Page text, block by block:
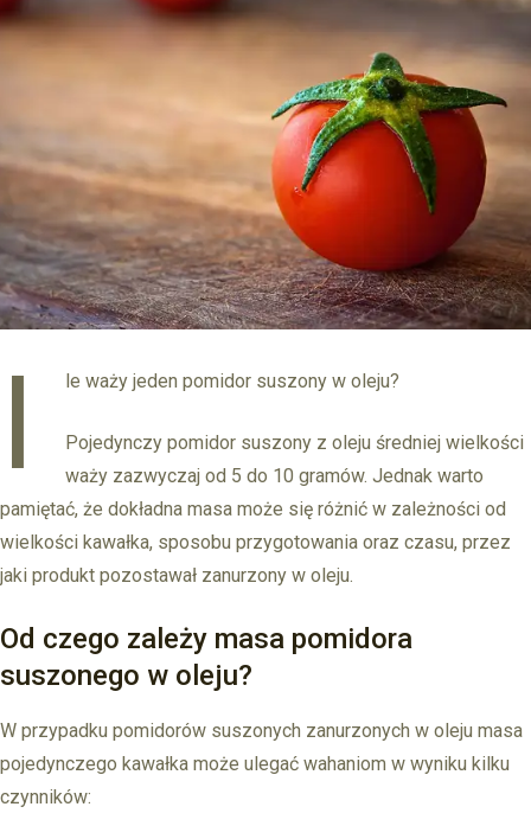
I le waży jeden pomidor suszony w oleju?
Pojedynczy pomidor suszony z oleju średniej wielkości
waży zazwyczaj od 5 do 10 gramów. Jednak warto
pamiętać, że dokładna masa może się różnić w zależności od
wielkości kawałka, sposobu przygotowania oraz czasu, przez
jaki produkt pozostawał zanurzony w oleju.
Od czego zależy masa pomidora
suszonego w oleju?
W przypadku pomidorów suszonych zanurzonych w oleju masa
pojedynczego kawałka może ulegać wahaniom w wyniku kilku
czynników: